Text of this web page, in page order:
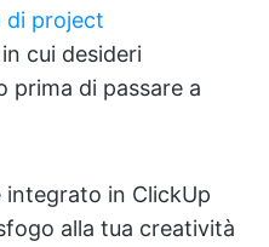
di project
in cui desideri
prima di passare a
integrato in ClickUp
alla tua creatività